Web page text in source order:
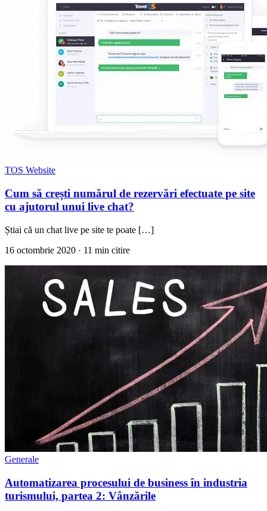
TOS Website
Cum să crești numărul de rezervări efectuate pe site
cu ajutorul unui live chat?
Știai că un chat live pe site te poate […]
16 octombrie 2020 · 11 min citire
Generale
Automatizarea procesului de business în industria
turismului, partea 2: Vânzările